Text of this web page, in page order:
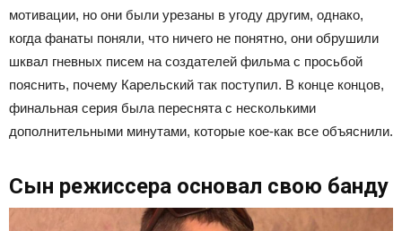
мотивации, но они были урезаны в угоду другим, однако,
когда фанаты поняли, что ничего не понятно, они обрушили
шквал гневных писем на создателей фильма с просьбой
пояснить, почему Карельский так поступил. В конце концов,
финальная серия была переснята с несколькими
дополнительными минутами, которые кое-как все объяснили.
Сын режиссера основал свою банду